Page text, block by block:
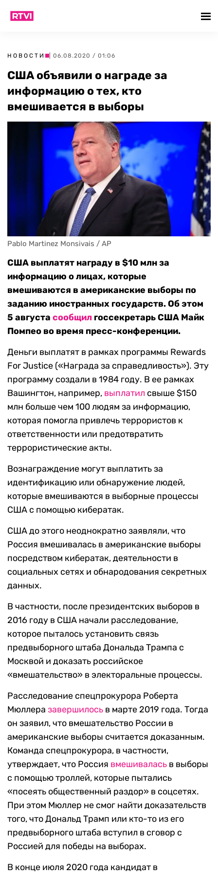
НОВОСТИ | 06.08.2020 / 01:06
США объявили о награде за
информацию о тех, кто
вмешивается в выборы
Pablo Martinez Monsivais / AP
США выплатят награду в $10 млн за
информацию о лицах, которые
вмешиваются в американские выборы по
заданию иностранных государств. Об этом
5 августа сообщил госсекретарь США Майк
Помпео во время пресс-конференции.
Деньги выплатят в рамках программы Rewards
For Justice («Награда за справедливость»). Эту
программу создали в 1984 году. В ее рамках
Вашингтон, например, выплатил свыше $150
млн больше чем 100 людям за информацию,
которая помогла привлечь террористов к
ответственности или предотвратить
террористические акты.
Вознаграждение могут выплатить за
идентификацию или обнаружение людей,
которые вмешиваются в выборные процессы
США с помощью кибератак.
США до этого неоднократно заявляли, что
Россия вмешивалась в американские выборы
посредством кибератак, деятельности в
социальных сетях и обнародования секретных
данных.
В частности, после президентских выборов в
2016 году в США начали расследование,
которое пыталось установить связь
предвыборного штаба Дональда Трампа с
Москвой и доказать российское
«вмешательство» в электоральные процессы.
Расследование спецпрокурора Роберта
Мюллера завершилось в марте 2019 года. Тогда
он заявил, что вмешательство России в
американские выборы считается доказанным.
Команда спецпрокурора, в частности,
утверждает, что Россия вмешивалась в выборы
с помощью троллей, которые пытались
«посеять общественный раздор» в соцсетях.
При этом Мюллер не смог найти доказательств
того, что Дональд Трамп или кто-то из его
предвыборного штаба вступил в сговор с
Россией для победы на выборах.
В конце июля 2020 года кандидат в